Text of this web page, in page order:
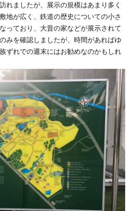
れましたが、展示の規模はあまり多く
地が広く、鉄道の歴史についての小さ
っており、大昔の家などが展示されて
みを確認しましたが、時間があればゆ
ずれでの週末にはお勧めなのかもしれ